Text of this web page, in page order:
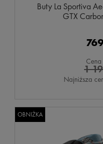
Buty La Sportiva
GTX
1
Najniższa
OBNIŻKA